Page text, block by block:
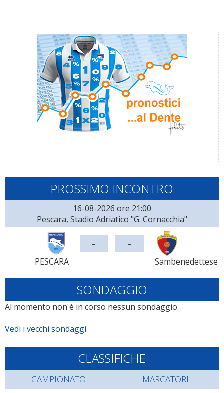
PROSSIMO INCONTRO
16-08-2026 ore 21:00
Pescara, Stadio Adriatico "G. Cornacchia"
PESCARA
- -
Sambenedettese
SONDAGGIO
Al momento non è in corso nessun sondaggio.
Vedi i vecchi sondaggi
CLASSIFICHE
CAMPIONATO MARCATORI